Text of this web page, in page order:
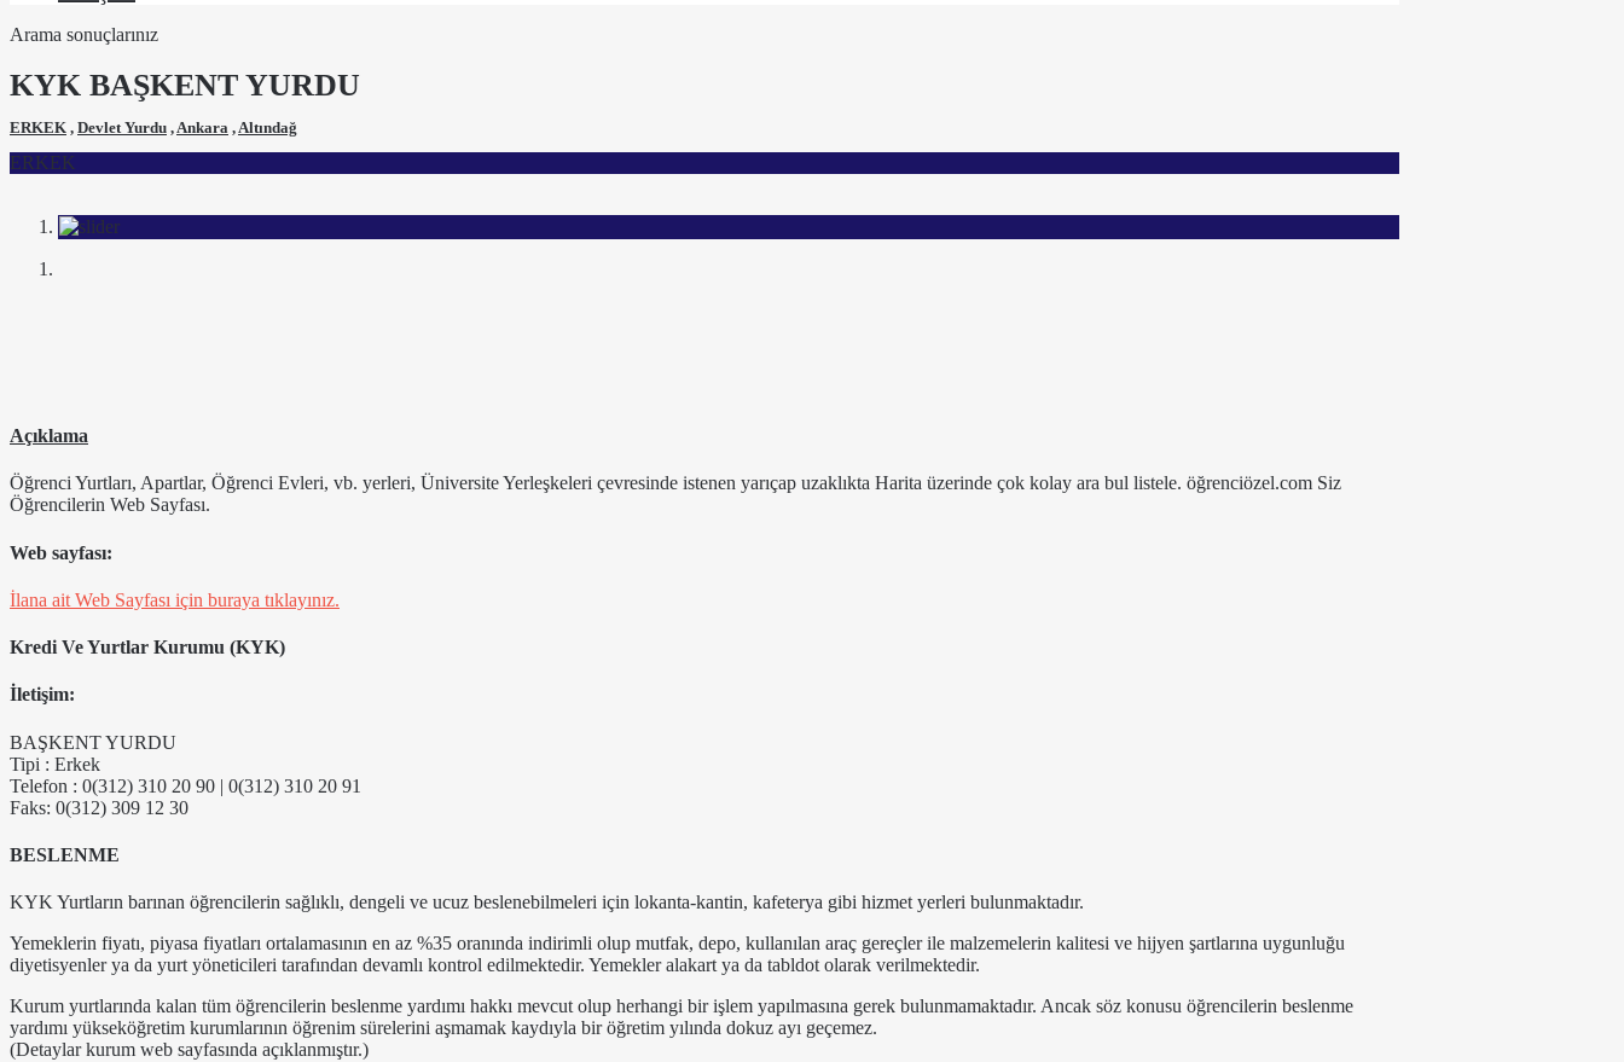
Arama sonuçlarınız
KYK BAŞKENT YURDU
ERKEK , Devlet Yurdu , Ankara , Altındağ
ERKEK
Açıklama
Öğrenci Yurtları, Apartlar, Öğrenci Evleri, vb. yerleri, Üniversite Yerleşkeleri çevresinde istenen yarıçap uzaklıkta Harita üzerinde çok kolay ara bul listele. öğrenciözel.com Siz
Öğrencilerin Web Sayfası.
Web sayfası:
İlana ait Web Sayfası için buraya tıklayınız.
Kredi Ve Yurtlar Kurumu (KYK)
İletişim:
BAŞKENT YURDU
Tipi : Erkek
Telefon : 0(312) 310 20 90 | 0(312) 310 20 91
Faks: 0(312) 309 12 30
BESLENME
KYK Yurtların barınan öğrencilerin sağlıklı, dengeli ve ucuz beslenebilmeleri için lokanta-kantin, kafeterya gibi hizmet yerleri bulunmaktadır.
Yemeklerin fiyatı, piyasa fiyatları ortalamasının en az %35 oranında indirimli olup mutfak, depo, kullanılan araç gereçler ile malzemelerin kalitesi ve hijyen şartlarına uygunluğu
diyetisyenler ya da yurt yöneticileri tarafından devamlı kontrol edilmektedir. Yemekler alakart ya da tabldot olarak verilmektedir.
Kurum yurtlarında kalan tüm öğrencilerin beslenme yardımı hakkı mevcut olup herhangi bir işlem yapılmasına gerek bulunmamaktadır. Ancak söz konusu öğrencilerin beslenme
yardımı yükseköğretim kurumlarının öğrenim sürelerini aşmamak kaydıyla bir öğretim yılında dokuz ayı geçemez.
(Detaylar kurum web sayfasında açıklanmıştır.)